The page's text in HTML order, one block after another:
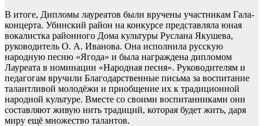
В итоге, Дипломы лауреатов были вручены участникам Гала-
концерта. Убинский район на конкурсе представляла юная
вокалистка районного Дома культуры Руслана Якушева,
руководитель О. А. Иванова. Она исполнила русскую
народную песню «Ягода» и была награждена дипломом
Лауреата в номинации «Народная песня». Руководителям и
педагогам вручили Благодарственные письма за воспитание
талантливой молодёжи и приобщение их к традиционной
народной культуре. Вместе со своими воспитанниками они
составляют живую нить традиций, которая будет жить, даря
миру ещё множество талантов.